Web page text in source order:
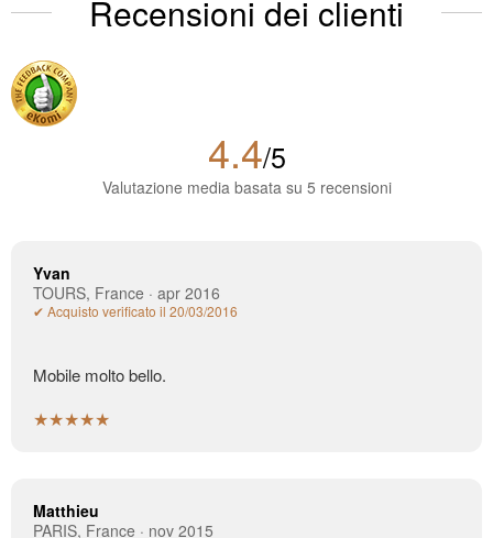
Recensioni dei clienti
4.4/5
Valutazione media basata su 5 recensioni
Yvan
TOURS, France · apr 2016
✔ Acquisto verificato il 20/03/2016
Mobile molto bello.
★★★★★
Matthieu
PARIS, France · nov 2015